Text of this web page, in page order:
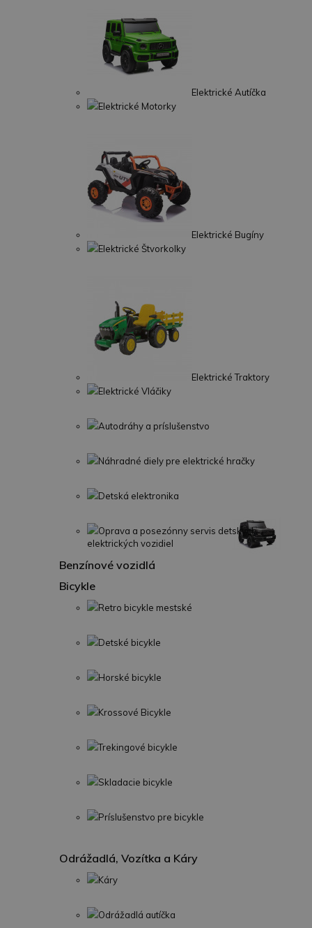
Elektrické Autíčka
Elektrické Motorky
Elektrické Bugíny
Elektrické Štvorkolky
Elektrické Traktory
Elektrické Vláčiky
Autodráhy a príslušenstvo
Náhradné diely pre elektrické hračky
Detská elektronika
Oprava a posezónny servis detských
elektrických vozidiel
Benzínové vozidlá
Bicykle
Retro bicykle mestské
Detské bicykle
Horské bicykle
Krossové Bicykle
Trekingové bicykle
Skladacie bicykle
Príslušenstvo pre bicykle
Odrážadlá, Vozítka a Káry
Káry
Odrážadlá autíčka